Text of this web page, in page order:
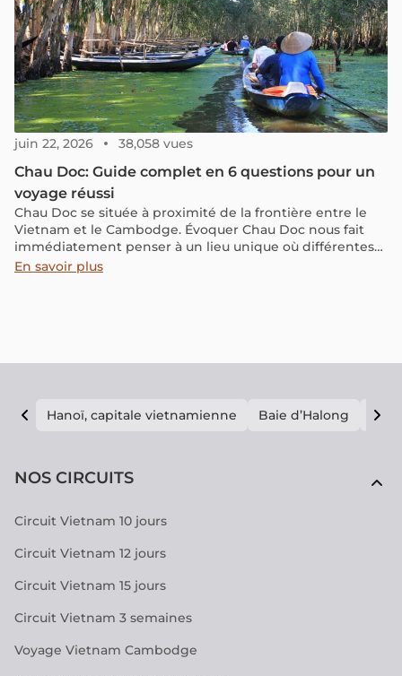
juin 22, 2026 38,058 vues
Chau Doc: Guide complet en 6 questions pour un
voyage réussi
Chau Doc se située à proximité de la frontière entre le
Vietnam et le Cambodge. Évoquer Chau Doc nous fait
immédiatement penser à un lieu unique où différentes
cultures se rencontrent. Cette diversité culturelle se
En savoir plus
Hanoï, capitale vietnamienne Baie d’Halong E
NOS CIRCUITS
Circuit Vietnam 10 jours
Circuit Vietnam 12 jours
Circuit Vietnam 15 jours
Circuit Vietnam 3 semaines
Voyage Vietnam Cambodge